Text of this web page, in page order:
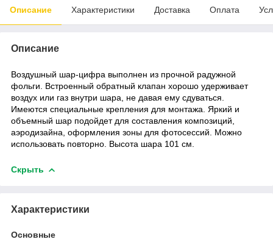
Описание Характеристики Доставка Оплата
Описание
Воздушный шар-цифра выполнен из прочной радужной
фольги. Встроенный обратный клапан хорошо удерживает
воздух или газ внутри шара, не давая ему сдуваться.
Имеются специальные крепления для монтажа. Яркий и
объемный шар подойдет для составления композиций,
аэродизайна, оформления зоны для фотосессий. Можно
использовать повторно. Высота шара 101 см.
Скрыть
Характеристики
Основные